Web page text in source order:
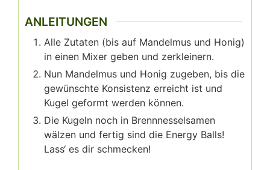
ANLEITUNGEN
Alle Zutaten (bis auf Mandelmus und Honig)
in einen Mixer geben und zerkleinern.
Nun Mandelmus und Honig zugeben, bis die
gewünschte Konsistenz erreicht ist und
Kugel geformt werden können.
Die Kugeln noch in Brennnesselsamen
wälzen und fertig sind die Energy Balls!
Lass‘ es dir schmecken!